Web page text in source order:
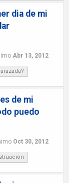
dia de mi
Abr 13, 2012
de mi
puedo
Oct 30, 2012